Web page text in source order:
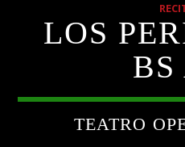
LOS
BS
TEATRO